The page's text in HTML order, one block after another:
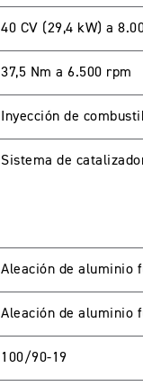
40 CV (29,4 kW) a
37,5 Nm a 6.500 rpm
Inyección de
Sistema de
Aleación de aluminio
Aleación de aluminio
100/90-19